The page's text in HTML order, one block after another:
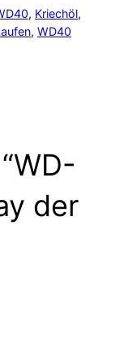
, Kriechöl
, WD40
der